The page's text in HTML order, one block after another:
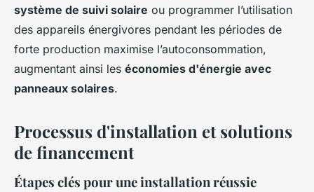
système de suivi solaire ou programmer l’utilisation
des appareils énergivores pendant les périodes de
forte production maximise l’autoconsommation,
augmentant ainsi les économies d'énergie avec
panneaux solaires.
Processus d'installation et solutions
de financement
Étapes clés pour une installation réussie